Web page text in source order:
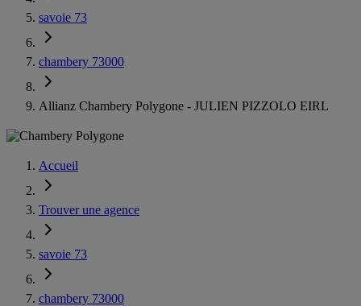
savoie 73
chambery 73000
Allianz Chambery Polygone - JULIEN PIZZOLO EIRL
Accueil
Trouver une agence
savoie 73
chambery 73000